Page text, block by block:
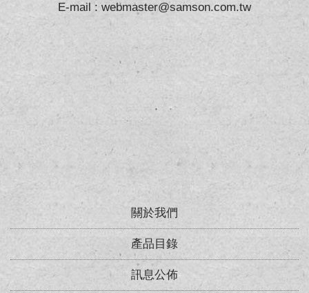
E-mail : webmaster@samson.com.tw
關於我們
產品目錄
訊息公佈